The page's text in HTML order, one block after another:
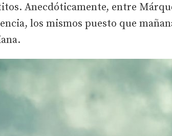
Anecdóticamente, entre
los mismos puesto que